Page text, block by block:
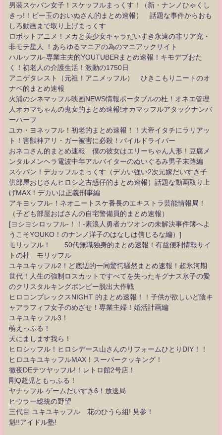
男装スケバン女子！スケッフルまっくす！（新・ナンノひゃくし
きっ!！ビー玉のおいぬさん的まとめ速報） 話題な事件からおも
しろ動画まで取り上げまっくす
ロボットアニメ！メカと美少女キャラだいすき永遠の非リア充・
非モテ星人 ！あらゆるマニアの為のマニアックサイト
ハルッフル-専業主夫的YOUTUBERまとめ速報！キモデブおた
く！初老人の介護生活！激動の1750日
アニゲタレスト（元祖！アニメッフル） ひきこもりニートのオ
ナベ的まとめ速報
火浦のシネマッフル映画NEWS情報ポータブルの杜！オネエ管理
人オカマちゃんの鬼女的まとめ速報!オカマッフルアタックナンバ
ーハーフ
ユカ・ヨネッフル！初老的まとめ速報！！大帝イタチにラリアッ
ト！害獣神アリ・ガー被害に必殺！パイルドライバー
おネコさん的まとめ速報 僕の彼女はエリーちゃん人形！豆腐メ
ンタルメンヘラ電波中年アルバイターのぬいぐるみ男子末路編
スケバン！デカッフルまっくす（デカい強い2次元嫁だいすき子
供部屋おじさんヒロシ之古惑仔的まとめ速報）話題な動画取り上
げMAX！デカいは正義刑事編
アキヨッフル-！ネオニートスケ番長のエキストラ芸能情報局！
（子ども部屋おばさんの自宅警備員的まとめ速報）
[ヨシヨシロッフル-！！-素浪人勇者カツオンの未解決事件簿へよ
うこそYOUKO！のナンノ洋子のはなしは信じるな編）]
モリッフル！ 50代無職独身的まとめ速報！有益便利情報サイ
トの杜 モリッフル
ユキユキッフル2！ど底辺的一同驚愕騒然まとめ速報！超氷河期
世代！人生の強制ロスカットですべてを失ったキグナス氷子の愛
のクリスタルキングボンビー脱出大作戦
ヒロコンプレックスNIGHT 的まとめ速報！！子供が欲しいど陰キ
ャアラフィフ女子のめざせ！専業主婦！婚活計画編
ユキユキッフル3！
萌えっふる！
天にまします我ら！
ヒロシッフル！ヒロシデース山さんのリフォームひとりDIY！！
ヒロユキユキッフルMAX！スーパークッキング！
徹夜DEテツヤッフル!！レトロ館2号店！
剛Q超児ともっふる！
ヤナッフル ゲームだいすき6！放送局
ヒウラー総統の野望
三代目 ユキユキッフル 花のひうら組! 見参！
魁!!アイドル塾!